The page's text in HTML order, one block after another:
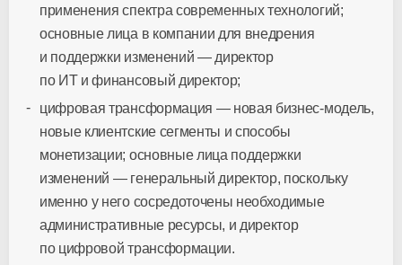
применения спектра современных технологий;
основные лица в компании для внедрения
и поддержки изменений — директор
по ИТ и финансовый директор;
цифровая трансформация — новая бизнес-модель,
новые клиентские сегменты и способы
монетизации; основные лица поддержки
изменений — генеральный директор, поскольку
именно у него сосредоточены необходимые
административные ресурсы, и директор
по цифровой трансформации.